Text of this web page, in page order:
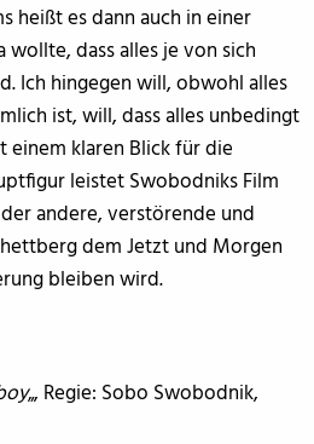
heißt es dann auch in einer
wollte, dass alles je von sich
Ich hingegen will, obwohl alles
ist, will, dass alles unbedingt
klaren Blick für die
leistet Swobodniks Film
andere, verstörende und
dem Jetzt und Morgen
bleiben wird.
„, Regie: Sobo Swobodnik,